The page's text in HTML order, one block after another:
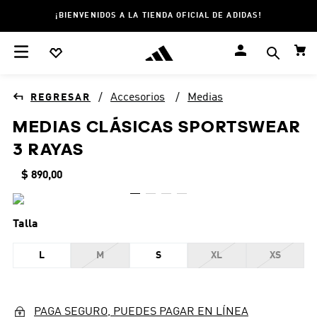
¡BIENVENIDOS A LA TIENDA OFICIAL DE ADIDAS!
Accesorios Medias
MEDIAS CLÁSICAS SPORTSWEAR
3 RAYAS
$ 890,00
Talla
L M S XL XS
PAGA SEGURO, PUEDES PAGAR EN LÍNEA